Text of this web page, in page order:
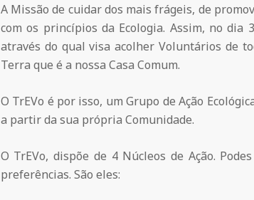
A Missão de cuidar dos mais frágeis, de
com os princípios da Ecologia. Assim, no dia
através do qual visa acolher Voluntários de
Terra que é a nossa Casa Comum.
O TrEVo é por isso, um Grupo de Ação
a partir da sua própria Comunidade.
O TrEVo, dispõe de 4 Núcleos de Ação.
preferências. São eles: